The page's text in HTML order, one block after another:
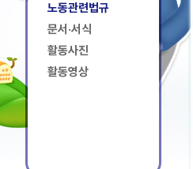
노동관련법규
문서·서식
활동사진
활동영상